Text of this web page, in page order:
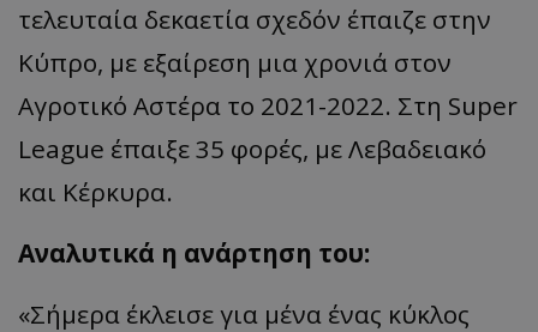
τελευταία δεκαετία σχεδόν έπαιζε στην
Κύπρο, με εξαίρεση μια χρονιά στον
Αγροτικό Αστέρα το 2021-2022. Στη Super
League έπαιξε 35 φορές, με Λεβαδειακό
και Κέρκυρα.
Αναλυτικά η ανάρτηση του:
«Σήμερα έκλεισε για μένα ένας κύκλος